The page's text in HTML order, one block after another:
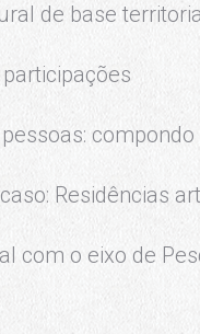
de base
Residências
com o eixo de